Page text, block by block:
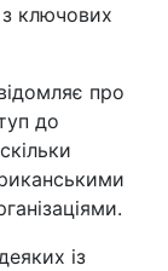
ключових
про
до
із